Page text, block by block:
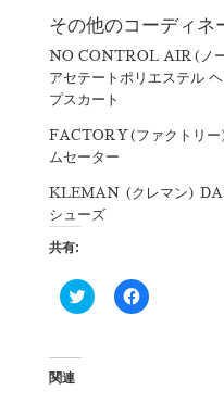
その他のコーディネ
NO CONTROL AIR(ノ
アセテートポリエステル
プスカート
FACTORY(ファクトリー
ムセーター
KLEMAN (クレマン)
シューズ
共有:
ク
リ
F
a
関連